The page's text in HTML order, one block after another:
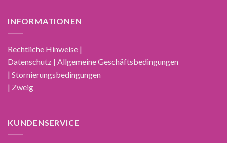
INFORMATIONEN
Rechtliche Hinweise |
Datenschutz | Allgemeine Geschäftsbedingungen
| Stornierungsbedingungen
| Zweig
KUNDENSERVICE